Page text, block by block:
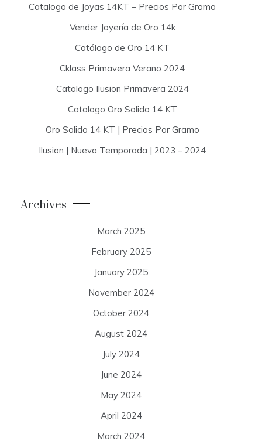
Catalogo de Joyas 14KT – Precios Por Gramo
Vender Joyería de Oro 14k
Catálogo de Oro 14 KT
Cklass Primavera Verano 2024
Catalogo Ilusion Primavera 2024
Catalogo Oro Solido 14 KT
Oro Solido 14 KT | Precios Por Gramo
Ilusion | Nueva Temporada | 2023 – 2024
Archives
March 2025
February 2025
January 2025
November 2024
October 2024
August 2024
July 2024
June 2024
May 2024
April 2024
March 2024